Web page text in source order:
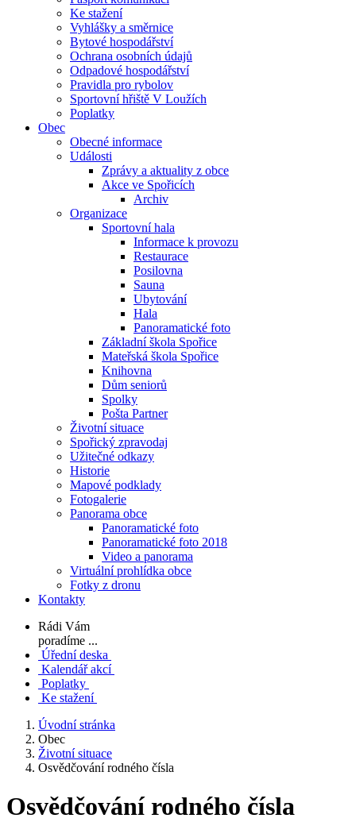
Ke stažení
Vyhlášky a směrnice
Bytové hospodářství
Ochrana osobních údajů
Odpadové hospodářství
Pravidla pro rybolov
Sportovní hřiště V Loužích
Poplatky
Obec
Obecné informace
Události
Zprávy a aktuality z obce
Akce ve Spořicích
Archiv
Organizace
Sportovní hala
Informace k provozu
Restaurace
Posilovna
Sauna
Ubytování
Hala
Panoramatické foto
Základní škola Spořice
Mateřská škola Spořice
Knihovna
Dům seniorů
Spolky
Pošta Partner
Životní situace
Spořický zpravodaj
Užitečné odkazy
Historie
Mapové podklady
Fotogalerie
Panorama obce
Panoramatické foto
Panoramatické foto 2018
Video a panorama
Virtuální prohlídka obce
Fotky z dronu
Kontakty
Rádi Vám
poradíme ...
Úřední deska
Kalendář akcí
Poplatky
Ke stažení
Úvodní stránka
Obec
Životní situace
Osvědčování rodného čísla
Osvědčování rodného čísla